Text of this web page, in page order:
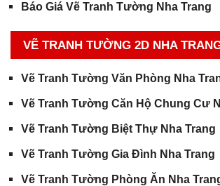
Báo Giá Vẽ Tranh Tường Nha Trang
VẼ TRANH TƯỜNG 2D NHA
Vẽ Tranh Tường Văn Phòng Nha
Vẽ Tranh Tường Căn Hộ Chung Cư
Vẽ Tranh Tường Biệt Thự Nha Trang
Vẽ Tranh Tường Gia Đình Nha Trang
Vẽ Tranh Tường Phòng Ăn Nha